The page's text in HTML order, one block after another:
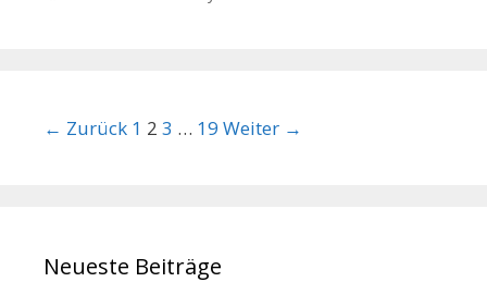
Beitrags-Navigation
← Zurück 1 2 3 … 19 Weiter →
Neueste Beiträge